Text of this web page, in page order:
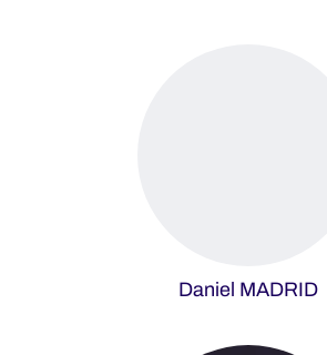
Daniel MADRID